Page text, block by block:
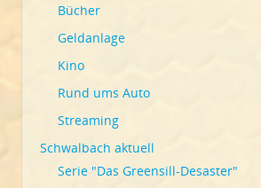
Bücher
Geldanlage
Kino
Rund ums Auto
Streaming
Schwalbach aktuell
Serie "Das Greensill-Desaster"